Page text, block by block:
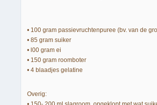
• 100 gram passievruchtenpuree (bv. van de
• 85 gram suiker
• l00 gram ei
• 150 gram roomboter
• 4 blaadjes gelatine
Overig: